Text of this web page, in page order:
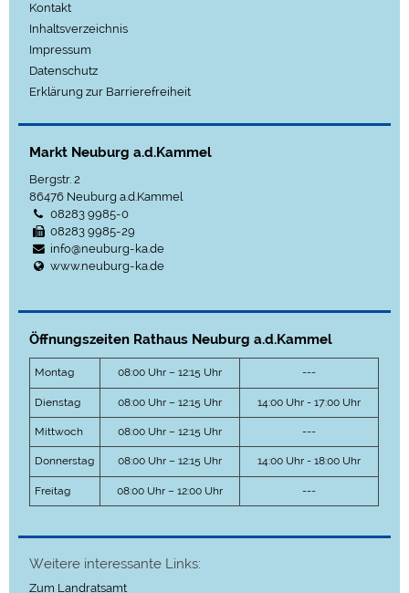
Kontakt
Inhaltsverzeichnis
Impressum
Datenschutz
Erklärung zur Barrierefreiheit
Markt Neuburg a.d.Kammel
Bergstr. 2
86476 Neuburg a.d.Kammel
08283 9985-0
08283 9985-29
info@neuburg-ka.de
www.neuburg-ka.de
Öffnungszeiten Rathaus Neuburg a.d.Kammel
Montag 08:00 Uhr – 12:15 Uhr ---
Dienstag 08:00 Uhr – 12:15 Uhr 14:00 Uhr - 17:00 Uhr
Mittwoch 08:00 Uhr – 12:15 Uhr ---
Donnerstag 08:00 Uhr – 12:15 Uhr 14:00 Uhr - 18:00 Uhr
Freitag 08:00 Uhr – 12:00 Uhr ---
Weitere interessante Links:
Zum Landratsamt